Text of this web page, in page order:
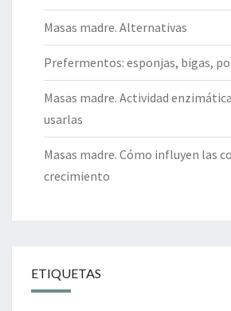
Masas madre. Alternativas
Prefermentos: esponjas, bigas,
Masas madre. Actividad
usarlas
Masas madre. Cómo influyen las
crecimiento
ETIQUETAS